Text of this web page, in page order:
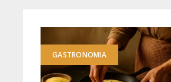
GASTRONOMIA